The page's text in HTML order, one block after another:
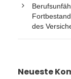
des
Neueste